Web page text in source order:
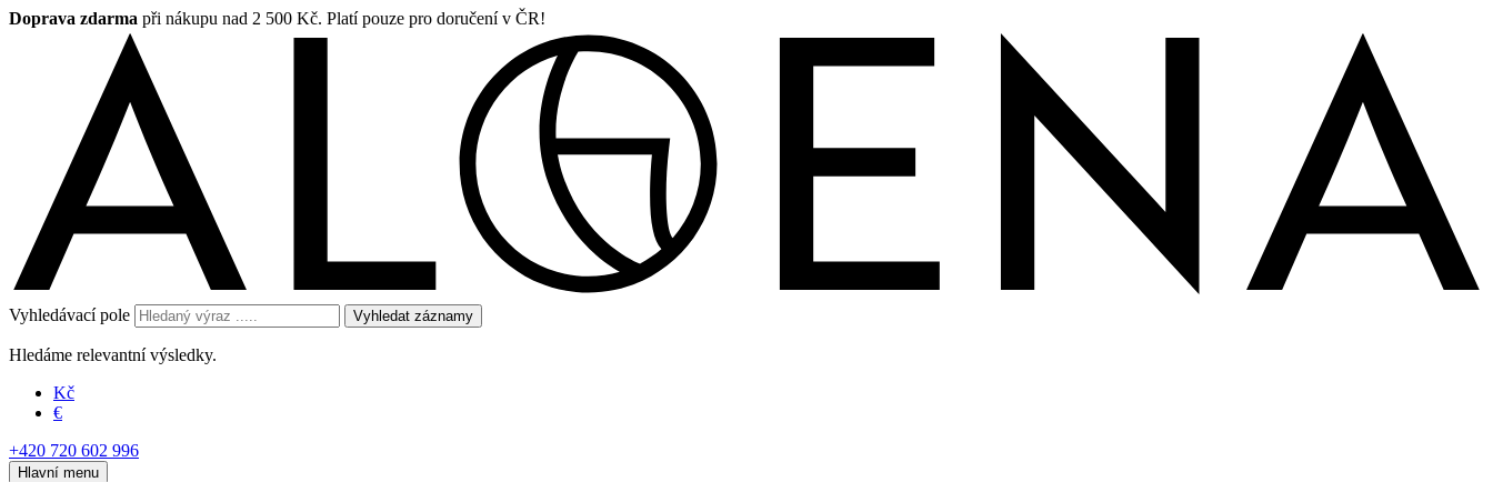
Doprava zdarma při nákupu nad 2 500 Kč. Platí pouze pro doručení v ČR!
Vyhledávací pole Vyhledat záznamy
Hledáme relevantní výsledky.
Kč
€
+420 720 602 996
Hlavní menu